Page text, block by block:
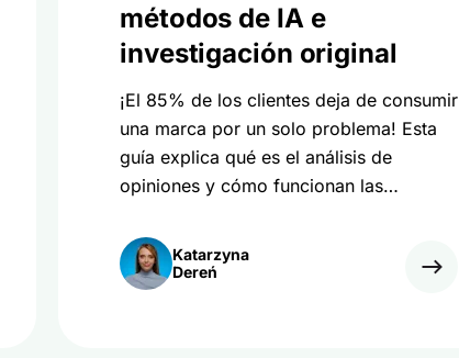
métodos de IA e
investigación original
¡El 85% de los clientes deja de consumir
una marca por un solo problema! Esta
guía explica qué es el análisis de
opiniones y cómo funcionan las
artificial, a partir de una investigación
original de Brand24 realizada entre 12
Katarzyna
Dereń